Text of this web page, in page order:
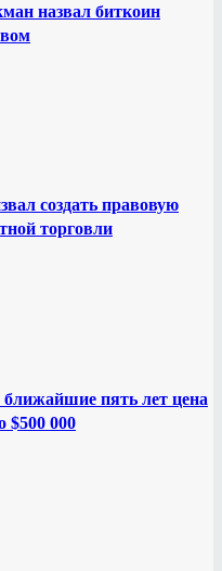
назвал биткоин
создать правовую
торговли
пять лет цена
$500 000